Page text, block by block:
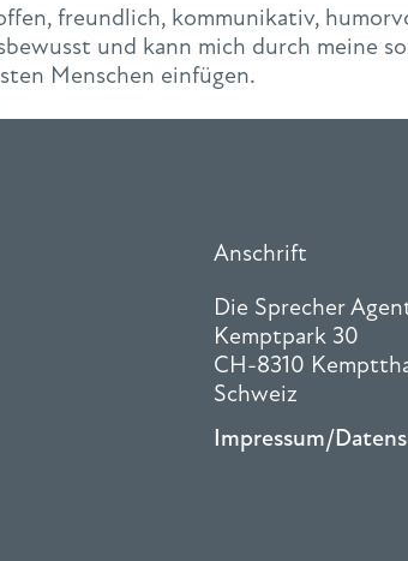
freundlich, kommunikativ,
und kann mich durch meine
Menschen einfügen.
Anschrift
Die Sprecher
Kemptpark 30
CH-8310
Schweiz
Impressum/